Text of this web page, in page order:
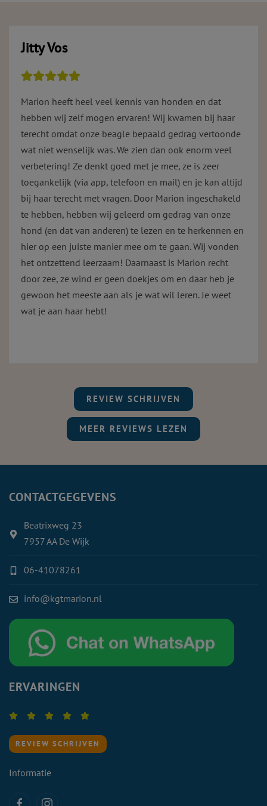
Jitty Vos
Marion heeft heel veel kennis van honden en dat
hebben wij zelf mogen ervaren! Wij kwamen bij haar
terecht omdat onze beagle bepaald gedrag vertoonde
wat niet wenselijk was. We zien dan ook enorm veel
verbetering! Ze denkt goed met je mee, ze is zeer
toegankelijk (via app, telefoon en mail) en je kan altijd
bij haar terecht met vragen. Door Marion ingeschakeld
te hebben, hebben wij geleerd om gedrag van onze
hond (en dat van anderen) te lezen en te herkennen en
hier op een juiste manier mee om te gaan. Wij vonden
het ontzettend leerzaam! Daarnaast is Marion recht
door zee, ze wind er geen doekjes om en daar heb je
gewoon het meeste aan als je wat wil leren. Je weet
wat je aan haar hebt!
REVIEW SCHRIJVEN
MEER REVIEWS LEZEN
CONTACTGEGEVENS
Beatrixweg 23
7957 AA De Wijk
06-41078261
info@kgtmarion.nl
ERVARINGEN
REVIEW SCHRIJVEN
Informatie